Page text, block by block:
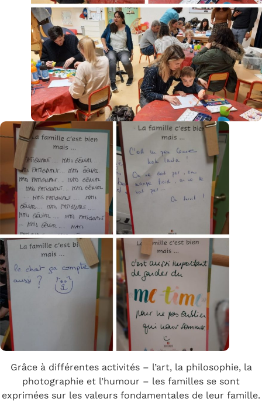
Grâce à différentes activités – l’art, la philosophie, la
photographie et l’humour – les familles se sont
exprimées sur les valeurs fondamentales de leur famille.